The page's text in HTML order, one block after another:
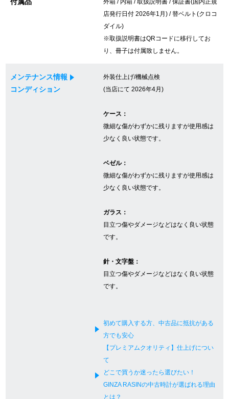
GINZA RASINについて
店舗情報
SNS・動画
店発行日付 2026年1月) / 替ベルト(クロコ
ダイル)
※取扱説明書はQRコードに移行してお
り、冊子は付属致しません。
メンテナンス情報
コンディション
外装仕上げ/機械点検
(当店にて 2026年4月)
ケース：
微細な傷がわずかに残りますが使用感は
少なく良い状態です。
ベゼル：
微細な傷がわずかに残りますが使用感は
少なく良い状態です。
ガラス：
目立つ傷やダメージなどはなく良い状態
です。
針・文字盤：
目立つ傷やダメージなどはなく良い状態
です。
初めて購入する方、中古品に抵抗がある
方でも安心
【プレミアムクオリティ】仕上げについ
て
どこで買うか迷ったら選びたい！
GINZA RASINの中古時計が選ばれる理由
とは？